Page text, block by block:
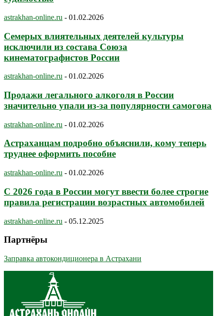
astrakhan-online.ru - 01.02.2026
Семерых влиятельных деятелей культуры
исключили из состава Союза
кинематографистов России
astrakhan-online.ru - 01.02.2026
Продажи легального алкоголя в России
значительно упали из-за популярности самогона
astrakhan-online.ru - 01.02.2026
Астраханцам подробно объяснили, кому теперь
труднее оформить пособие
astrakhan-online.ru - 01.02.2026
С 2026 года в России могут ввести более строгие
правила регистрации возрастных автомобилей
astrakhan-online.ru - 05.12.2025
Партнёры
Заправка автокондиционера в Астрахани